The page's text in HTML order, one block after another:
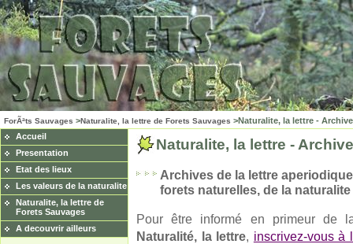
ForÃªts Sauvages >Naturalite, la lettre de Forets Sauvages >Naturalite, la lettre -
Accueil
Presentation
Etat des lieux
Les valeurs de la naturalite
Naturalite, la lettre de
Forets Sauvages
A decouvrir ailleurs
Naturalite, la lettre -
Archives de la lettre
forets naturelles, de la
Pour être informé en primeur de
Naturalité, la lettre, inscrivez-vous à